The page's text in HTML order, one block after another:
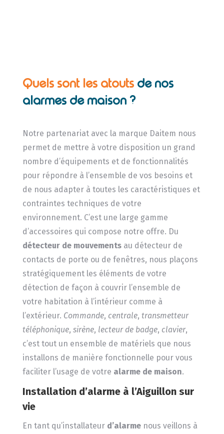
Quels sont les atouts de nos
alarmes de maison ?
Notre partenariat avec la marque Daitem nous
permet de mettre à votre disposition un grand
nombre d’équipements et de fonctionnalités
pour répondre à l’ensemble de vos besoins et
de nous adapter à toutes les caractéristiques et
contraintes techniques de votre
environnement. C’est une large gamme
d’accessoires qui compose notre offre. Du
détecteur de mouvementsau détecteur de
contacts de porte ou de fenêtres, nous plaçons
stratégiquement les éléments de votre
détection de façon à couvrir l’ensemble de
votre habitation à l’intérieur comme à
l’extérieur. Commande, centrale, transmetteur
téléphonique, sirène, lecteur de badge, clavier,
c’est tout un ensemble de matériels que nous
installons de manière fonctionnelle pour vous
faciliter l’usage de votre alarme de maison.
Installation d’alarme à l’Aiguillon sur
vie
En tant qu’installateurd’alarme nous veillons à